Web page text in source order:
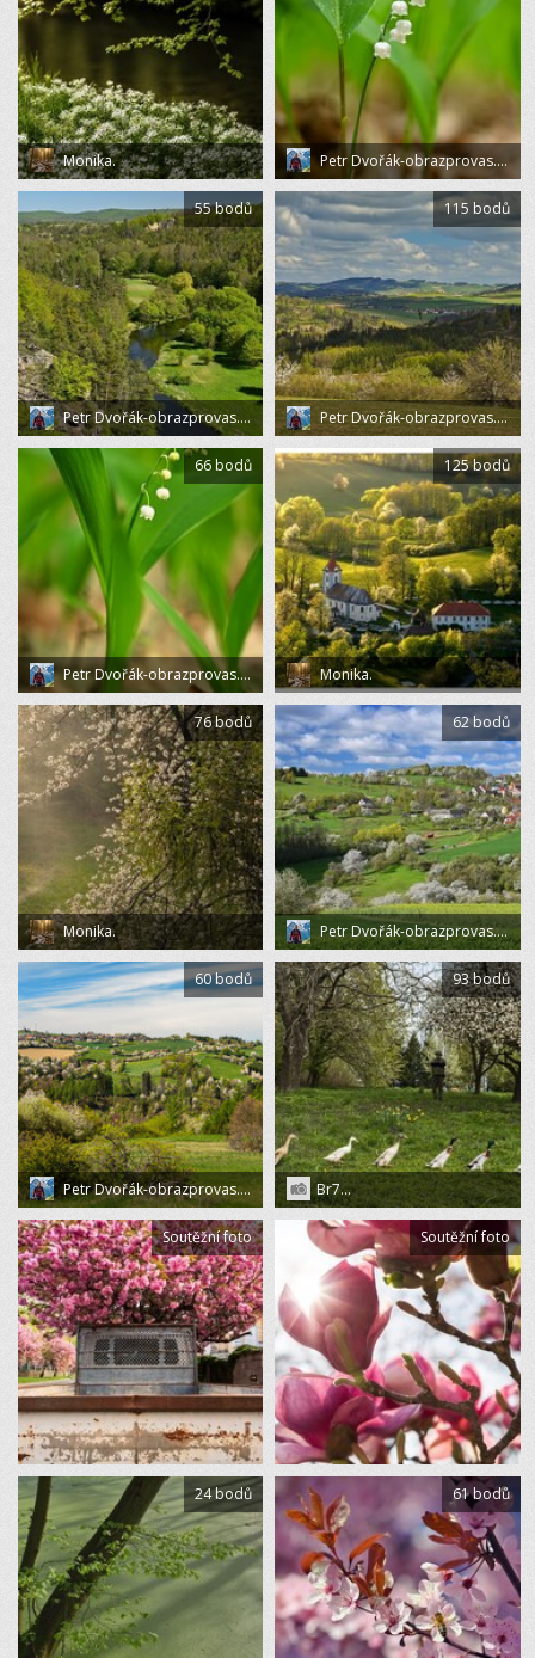
Monika. Petr Dvořák-obrazprovas.cz
Petr Dvořák-obrazprovas.cz
55 bodů
Petr Dvořák-obrazprovas.cz
115 bodů
Petr Dvořák-obrazprovas.cz
66 bodů
Monika.
125 bodů
Monika.
76 bodů
Petr Dvořák-obrazprovas.cz
62 bodů
Petr Dvořák-obrazprovas.cz
60 bodů
Br7...
93 bodů
Soutěžní foto Soutěžní foto
24 bodů 61 bodů